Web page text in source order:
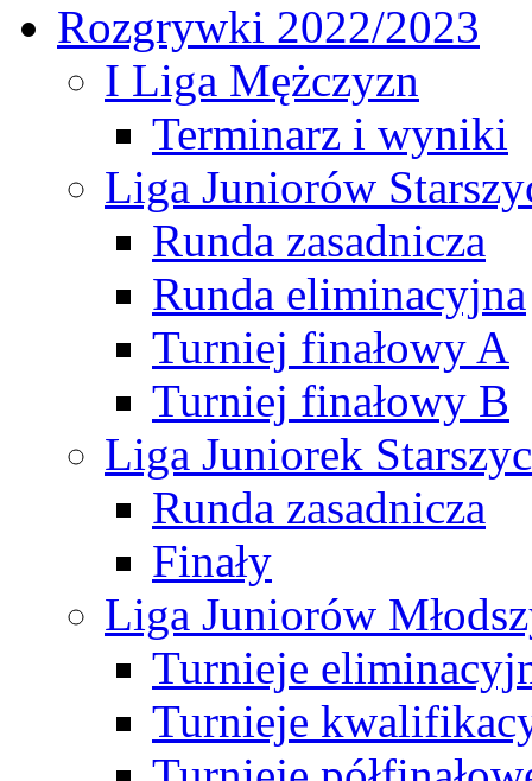
Rozgrywki 2022/2023
I Liga Mężczyzn
Terminarz i wyniki
Liga Juniorów
Runda zasadnicza
Runda eliminacyjna
Turniej finałowy A
Turniej finałowy B
Liga Juniorek
Runda zasadnicza
Finały
Liga Juniorów
Turnieje
Turnieje